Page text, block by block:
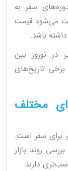
سفر به
می‌شود قیمت
باشد.
در نوروز بین
برخی تاریخ‌های
مختلف
برای سفر است.
روند بازار
دارند.